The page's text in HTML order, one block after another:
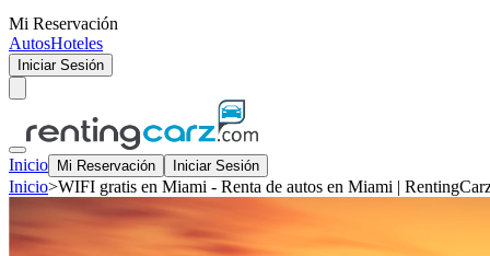
Mi Reservación
AutosHoteles
Iniciar Sesión
Inicio Mi Reservación Iniciar Sesión
Inicio>WIFI gratis en Miami - Renta de autos en Miami |